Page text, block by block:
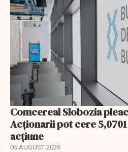
Comcereal Slobozia
Acționarii pot cere
acțiune
05 AUGUST 2026